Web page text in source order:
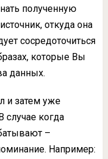
полученную
откуда она
сосредоточиться
которые Вы
данных.
и затем уже
случае когда
–
Например: